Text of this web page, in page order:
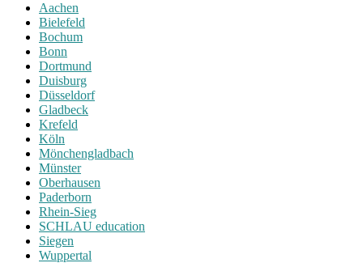
Aachen
Bielefeld
Bochum
Bonn
Dortmund
Duisburg
Düsseldorf
Gladbeck
Krefeld
Köln
Mönchengladbach
Münster
Oberhausen
Paderborn
Rhein-Sieg
SCHLAU education
Siegen
Wuppertal